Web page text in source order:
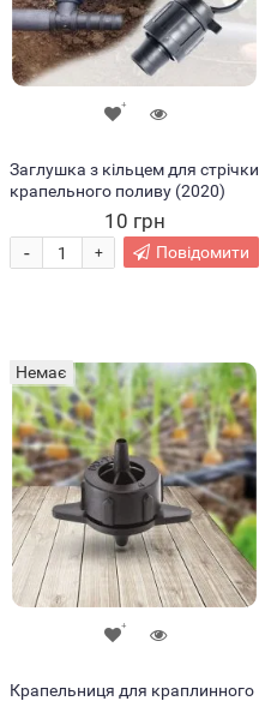
Заглушка з кільцем для стрічки
крапельного поливу (2020)
10 грн
+
- Повідомити
Немає
Крапельниця для краплинного